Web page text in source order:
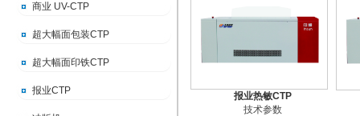
商业 UV-CTP
超大幅面包装CTP
超大幅面印铁CTP
报业CTP
报业热敏CTP
技术参数